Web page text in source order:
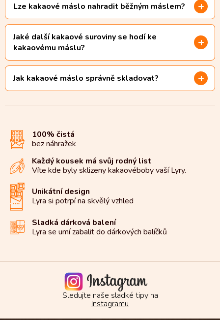
Lze kakaové máslo nahradit běžným máslem?
Jaké další kakaové suroviny se hodí ke
kakaovému máslu?
Jak kakaové máslo správně skladovat?
100% čistá
bez náhražek
Každý kousek má svůj rodný list
Víte kde byly sklizeny kakaovéboby vaší Lyry.
Unikátní design
Lyra si potrpí na skvělý vzhled
Sladká dárková balení
Lyra se umí zabalit do dárkových balíčků
Sledujte naše sladké tipy na
Instagramu